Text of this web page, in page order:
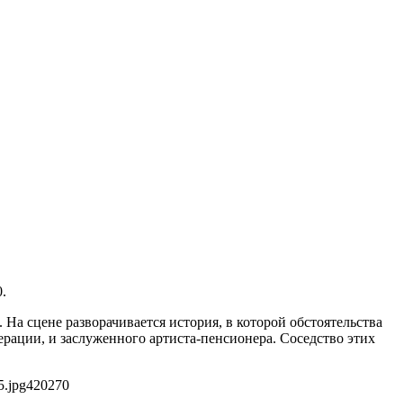
разворачивается история, в которой обстоятельства
и заслуженного артиста-пенсионера. Соседство этих
420270